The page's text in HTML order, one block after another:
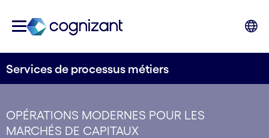
Services de processus métiers
OPÉRATIONS MODERNES POUR LES
MARCHÉS DE CAPITAUX